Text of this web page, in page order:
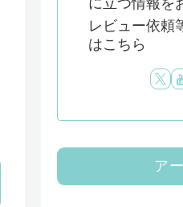
レビュー依頼
はこちら
ア